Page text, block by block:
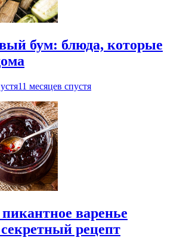
бум: блюда, которые
11 месяцев спустя
пикантное варенье
рецепт